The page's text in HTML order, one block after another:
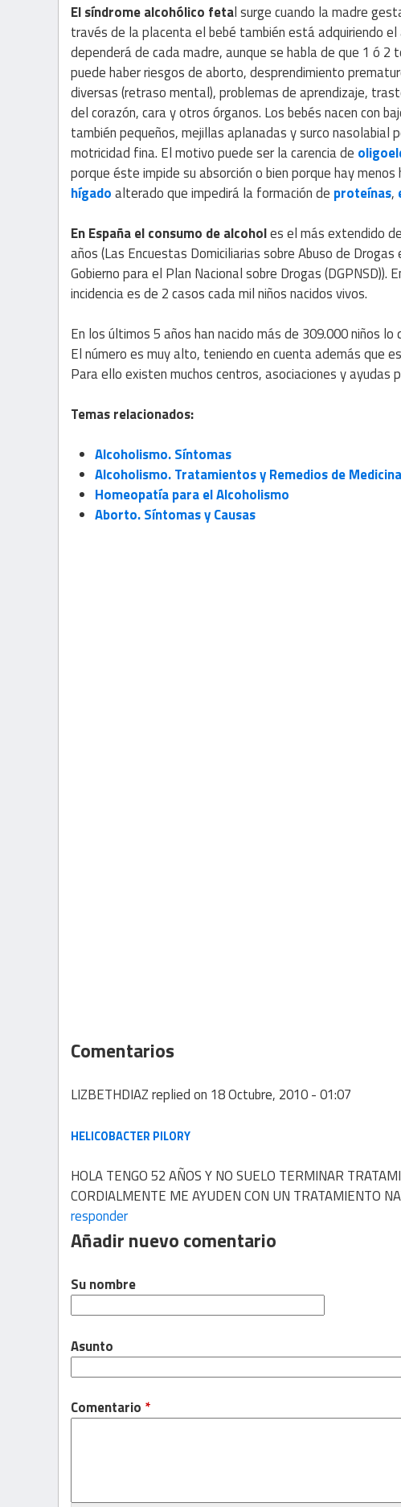
El síndrome alcohólico fetal surge cuando la madre
través de la placenta el bebé también está adquiriendo
dependerá de cada madre, aunque se habla de que 1 ó
puede haber riesgos de aborto, desprendimiento
diversas (retraso mental), problemas de aprendizaje,
del corazón, cara y otros órganos. Los bebés nacen con
también pequeños, mejillas aplanadas y surco nasolabial
motricidad fina. El motivo puede ser la carencia de
porque éste impide su absorción o bien porque hay
hígadoalterado que impedirá la formación de proteínas,
En España el consumo de alcoholes el más extendido
años (Las Encuestas Domiciliarias sobre Abuso de
Gobierno para el Plan Nacional sobre Drogas
incidencia es de 2 casos cada mil niños nacidos vivos.
En los últimos 5 años han nacido más de 309.000 niños
El número es muy alto, teniendo en cuenta además que
Para ello existen muchos centros, asociaciones y
Temas relacionados:
Alcoholismo. Síntomas
Alcoholismo. Tratamientos y Remedios de
Homeopatía para el Alcoholismo
Aborto. Síntomas y Causas
Comentarios
LIZBETHDIAZreplied on 18 Octubre, 2010 - 01:07
HELICOBACTER PILORY
HOLA TENGO 52 AÑOS Y NO SUELO TERMINAR
CORDIALMENTE ME AYUDEN CON UN TRATAMIENTO
responder
Añadir nuevo comentario
Su nombre
Asunto
Comentario *